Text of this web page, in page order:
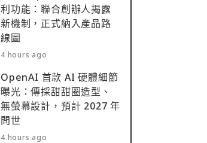
利功能：聯合創辦人揭露
新機制，正式納入產品路
線圖
4 hours ago
OpenAI 首款 AI 硬體細節
曝光：傳採甜甜圈造型、
無螢幕設計，預計 2027 年
問世
4 hours ago